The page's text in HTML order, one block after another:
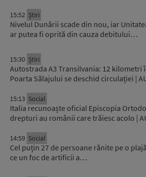
15:52 Știri
Nivelul Dunării scade din nou, iar
ar putea fi oprită din cauza debitului…
15:30 Știri
Autostrada A3 Transilvania: 12 kilometri
Poarta Sălajului se deschid circulației |
15:13 Social
Italia recunoaște oficial Episcopia
drepturi au românii care trăiesc acolo |
14:59 Social
Cel puțin 27 de persoane rănite pe o
ce un foc de artificii a…